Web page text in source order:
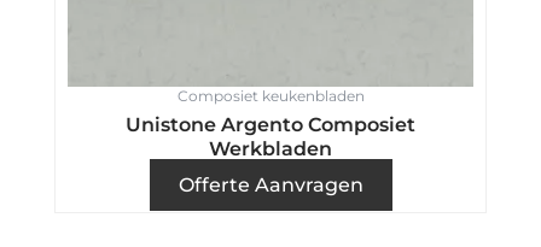
Composiet keukenbladen
Unistone Argento Composiet
Werkbladen
Offerte Aanvragen